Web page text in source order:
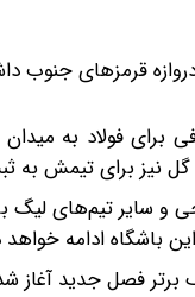
قرمزهای جنوب
برتر و دو مسابقه جام حذفی برای
سایر تیم‌های لیگ
برتر فصل جدید آغاز